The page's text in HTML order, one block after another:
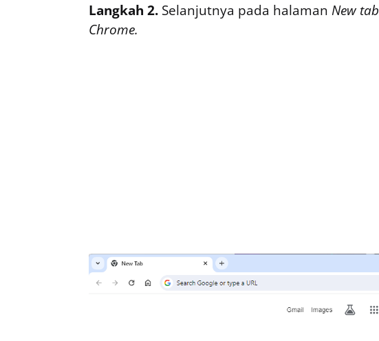
Langkah 2. Selanjutnya pada halaman New tab
Chrome.